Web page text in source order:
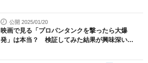
公開 2025/01/20
映画で見る「プロパンタンクを撃ったら大爆
発」は本当？ 検証してみた結果が興味深い...